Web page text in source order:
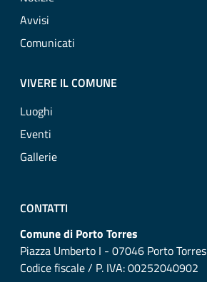
Avvisi
Comunicati
VIVERE IL COMUNE
Luoghi
Eventi
Gallerie
CONTATTI
Comune di Porto Torres
Piazza Umberto I - 07046 Porto Torres
Codice fiscale / P. IVA: 00252040902